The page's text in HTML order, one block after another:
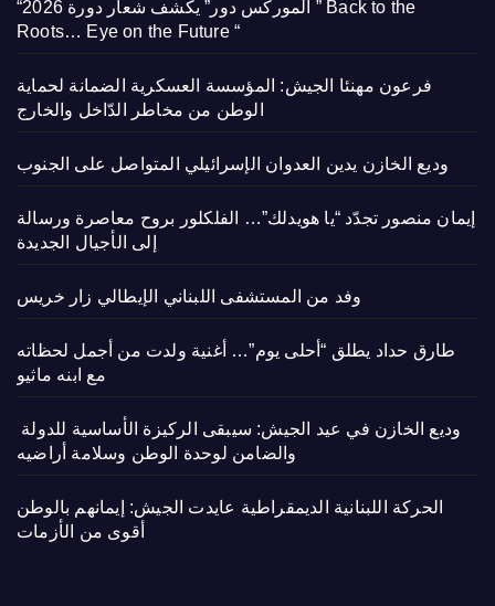
“الموركس دور” يكشف شعار دورة 2026 ” Back to the
Roots… Eye on the Future “
فرعون مهنئا الجيش: المؤسسة العسكرية الضمانة لحماية
الوطن من مخاطر الدّاخل والخارج
وديع الخازن يدين العدوان الإسرائيلي المتواصل على الجنوب
إيمان منصور تجدّد “يا هويدلك”… الفلكلور بروح معاصرة ورسالة
إلى الأجيال الجديدة
وفد من المستشفى اللبناني الإيطالي زار خريس
طارق حداد يطلق “أحلى يوم”… أغنية ولدت من أجمل لحظاته
مع ابنه ماثيو
والضامن لوحدة الوطن وسلامة أراضيه
الحركة اللبنانية الديمقراطية عايدت الجيش: إيمانهم بالوطن
أقوى من الأزمات